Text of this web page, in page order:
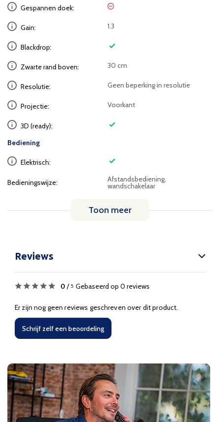
Gespannen doek:
Gain: 1.3
Blackdrop:
Zwarte rand boven: 30 cm
Resolutie: Geen beperking in resolutie
Projectie: Voorkant
3D (ready):
Bediening
Elektrisch:
Bedieningswijze: Afstandsbediening,
wandschakelaar
Toon meer
Reviews
0 / 5 Gebaseerd op 0 reviews
Er zijn nog geen reviews geschreven over dit product.
Schrijf zelf een beoordeling